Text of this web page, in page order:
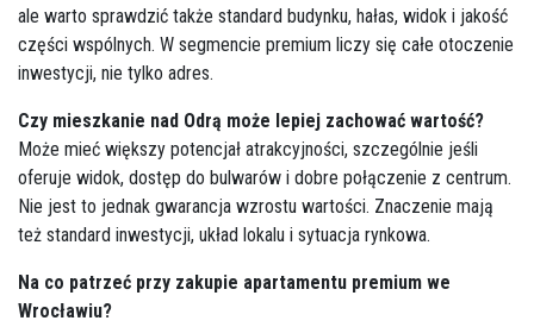
ale warto sprawdzić także standard budynku, hałas, widok i jakość
części wspólnych. W segmencie premium liczy się całe otoczenie
inwestycji, nie tylko adres.
Czy mieszkanie nad Odrą może lepiej zachować wartość?
Może mieć większy potencjał atrakcyjności, szczególnie jeśli
oferuje widok, dostęp do bulwarów i dobre połączenie z centrum.
Nie jest to jednak gwarancja wzrostu wartości. Znaczenie mają
też standard inwestycji, układ lokalu i sytuacja rynkowa.
Na co patrzeć przy zakupie apartamentu premium we
Wrocławiu?